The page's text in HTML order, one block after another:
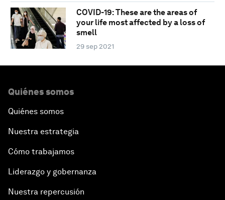
COVID-19: These are the areas of
your life most affected by a loss of
smell
29 sep 2021
Quiénes somos
Quiénes somos
Nuestra estrategia
Cómo trabajamos
Liderazgo y gobernanza
Nuestra repercusión